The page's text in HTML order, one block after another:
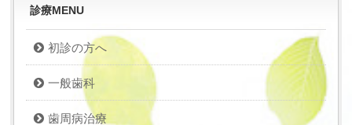
診療MENU
初診の方へ
一般歯科
歯周病治療